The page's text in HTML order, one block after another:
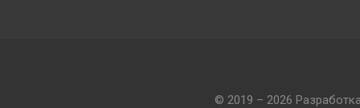
© 2019 – 2026